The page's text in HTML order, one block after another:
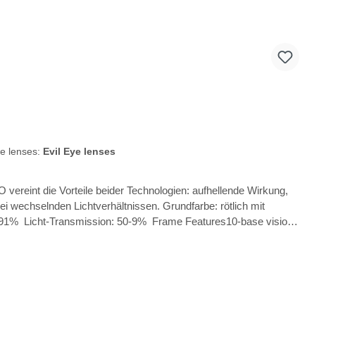
lenses: Evil Eye lenses
wechselnden Lichtverhältnissen. Grundfarbe: rötlich mit
9% Frame Features10-base vision